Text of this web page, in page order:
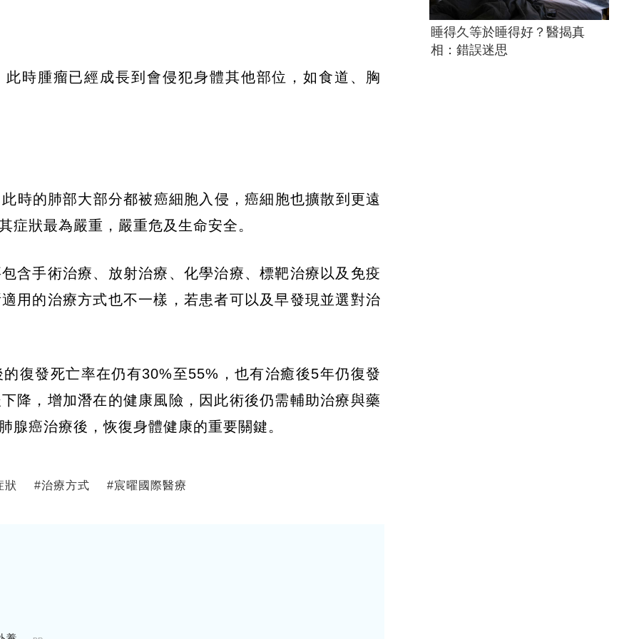
時腫瘤已經成長到會侵犯身體其他部位，如食道、胸
時的肺部大部分都被癌細胞入侵，癌細胞也擴散到更遠
症狀最為嚴重，嚴重危及生命安全。
含手術治療、放射治療、化學治療、標靶治療以及免疫
用的治療方式也不一樣，若患者可以及早發現並選對治
復發死亡率在仍有30%至55%，也有治癒後5年仍復發
降，增加潛在的健康風險，因此術後仍需輔助治療與藥
腺癌治療後，恢復身體健康的重要關鍵。
狀 #治療方式 #宸曜國際醫療
睡得久等於睡得好？醫揭真
相：錯誤迷思